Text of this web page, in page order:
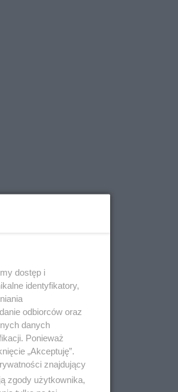
dostęp i
identyfikatory,
odbiorców oraz
danych
Ponieważ
„Akceptuję”.
znajdujący
zgody użytkownika,